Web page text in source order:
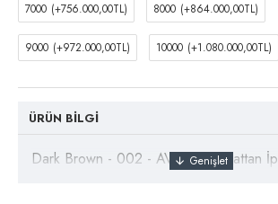
7000 (+756.000,00TL) 8000 (+864.000,00TL)
9000 (+972.000,00TL) 10000 (+1.080.000,00TL)
ÜRÜN BILGI
Dark Brown - 002 - AVL-202 - Rattan İp